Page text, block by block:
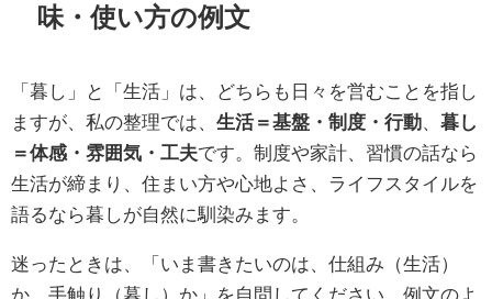
味・使い方の例文
「暮し」と「生活」は、どちらも日々を営むことを指し
ますが、私の整理では、 生活＝基盤・制度・行動
暮し
＝体感・雰囲気・工夫です。制度や家計、習慣の話なら
生活が締まり、住まい方や心地よさ、ライフスタイルを
語るなら暮しが自然に馴染みます。
迷ったときは、「いま書きたいのは、仕組み（生活）
か、手触り（暮し）か」を自問してください。例文のよ